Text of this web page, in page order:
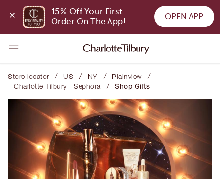
15% Off Your First
Order On The App!
OPEN APP
Store locator / US / NY / Plainview /
Charlotte Tilbury - Sephora / Shop Gifts